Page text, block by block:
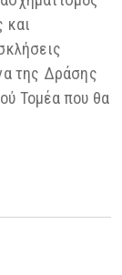
και
της Δράσης
Τομέα που θα